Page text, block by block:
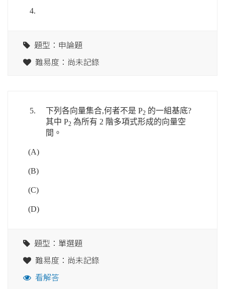
4.
題型：申論題
難易度：尚未記錄
5. 下列各向量集合,何者不是 P2 的一組基底?
其中 P2 為所有 2 階多項式形成的向量空
間。
(A)
(B)
(C)
(D)
題型：單選題
難易度：尚未記錄
看解答